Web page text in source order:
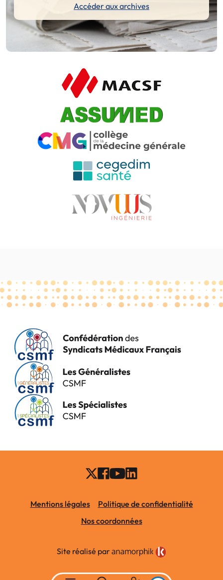
Accéder aux archives
Mentions légales
Politique de confidentialité
Nos coordonnées
Site réalisé par